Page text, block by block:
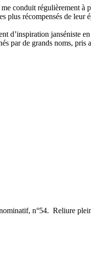
conduit régulièrement
plus récompensés de
d’inspiration janséniste
par de grands noms, pris
n°54. Reliure